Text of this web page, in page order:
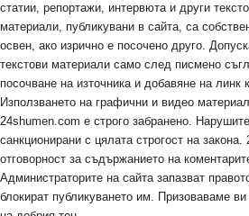
статии, репортажи, интервюта и други
материали, публикувани в сайта, са
освен, ако изрично е посочено друго.
текстови материали само след писмено
посочване на източника и добавяне на линк
Използването на графични и видео
24shumen.com е строго забранено.
санкционирани с цялата строгост на
отговорност за съдържанието на
Администраторите на сайта запазват
блокират публикуването им. Призоваваме